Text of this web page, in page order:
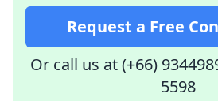
Request a Free
Or call us at (+66)
5598